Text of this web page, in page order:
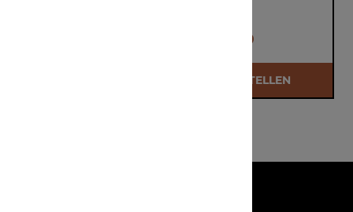
€ 62,00
BESTELLEN